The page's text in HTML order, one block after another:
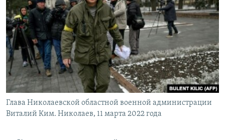
Глава Николаевской областной военной администрации
Виталий Ким. Николаев, 11 марта 2022 года